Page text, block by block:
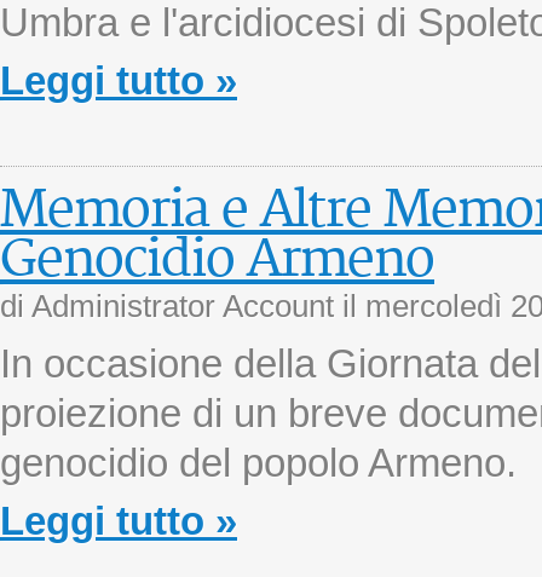
Umbra e l'arcidiocesi di
Leggi tutto »
Memoria e Altre
Genocidio Armeno
di Administrator Account il mercoledì
In occasione della Giornata
proiezione di un breve
genocidio del popolo Armeno.
Leggi tutto »